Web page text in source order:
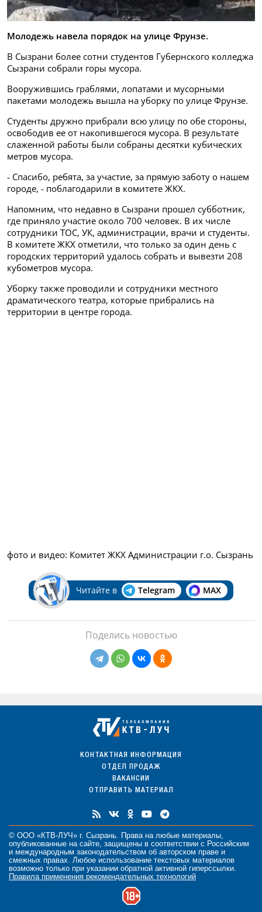
Молодежь навела порядок на улице Фрунзе.
В Сызрани более сотни студентов Губернского колледжа
Сызрани собрали горы мусора.
Вооружившись граблями, лопатами и мусорными
пакетами молодежь вышла на уборку по улице Фрунзе.
Студенты дружно прибрали всю улицу по обе стороны,
освободив ее от накопившегося мусора. В результате
слаженной работы были собраны десятки кубических
метров мусора.
- Спасибо, ребята, за участие, за прямую заботу о нашем
городе, - поблагодарили в комитете ЖКХ.
Напомним, что недавно в Сызрани прошел субботник,
где приняло участие около 700 человек. В их числе
сотрудники ТОС, УК, администрации, врачи и студенты.
В комитете ЖКХ отметили, что только за один день с
городских территорий удалось собрать и вывезти 208
кубометров мусора.
Уборку также проводили и сотрудники местного
драматического театра, которые прибрались на
территории в центре города.
фото и видео: Комитет ЖКХ Администрации г.о. Сызрань
Читайте в Telegram MAX
Поделись новостью
КОНТАКТНАЯ ИНФОРМАЦИЯ
ОТДЕЛ ПРОДАЖ
ВАКАНСИИ
ОТПРАВИТЬ МАТЕРИАЛ
© ООО «КТВ-ЛУЧ» г. Сызрань. Права на любые материалы
опубликованные на сайте, защищены в соответствии с Российским
и международным законодательством об авторском праве и
смежных правах. Любое использование текстовых материалов
возможно только при указании обратной активной гиперссылки.
Правила применения рекомендательных технологий